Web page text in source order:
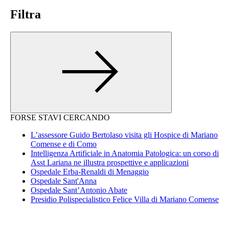
Filtra
FORSE STAVI CERCANDO
L’assessore Guido Bertolaso visita gli Hospice di Mariano
Comense e di Como
Intelligenza Artificiale in Anatomia Patologica: un corso di
Asst Lariana ne illustra prospettive e applicazioni
Ospedale Erba-Renaldi di Menaggio
Ospedale Sant'Anna
Ospedale Sant’Antonio Abate
Presidio Polispecialistico Felice Villa di Mariano Comense